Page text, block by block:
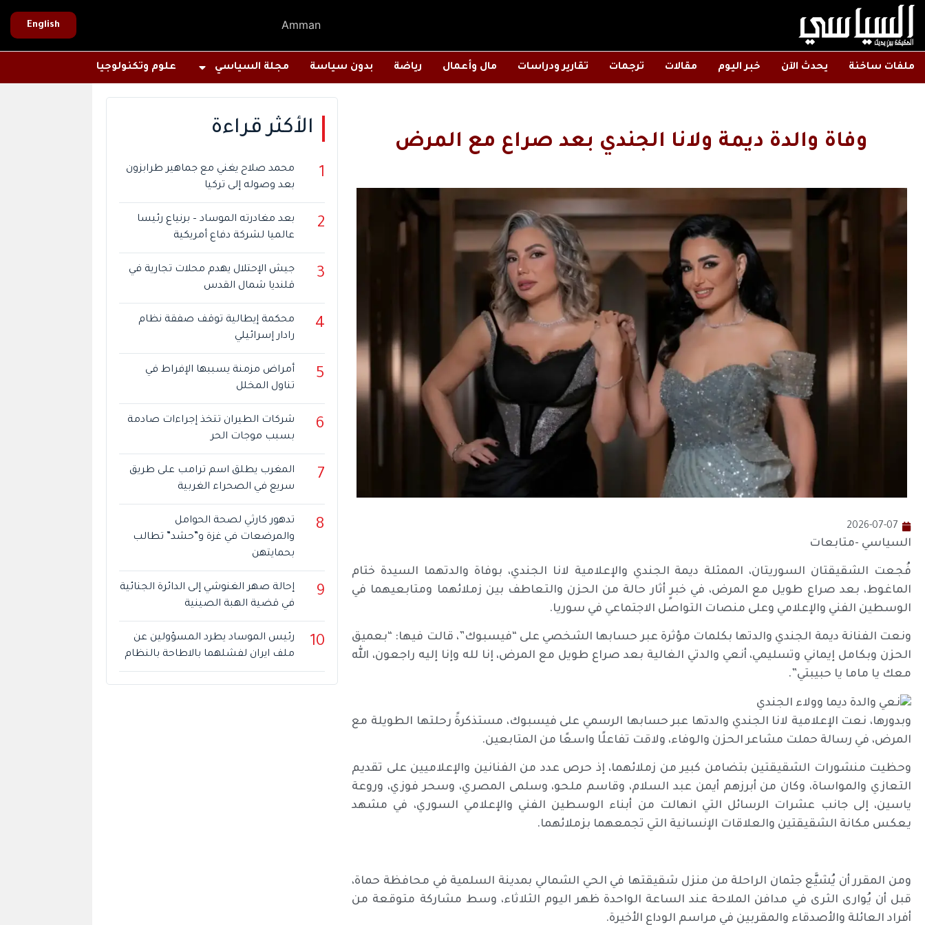
Amman
English
ملفات ساخنة يحدث الآن خبر اليوم مقالات ترجمات تقارير ودراسات مال وأعمال رياضة بدون سياسة مجلة السياسي علوم وتكنولوجيا
وفاة والدة ديمة ولانا الجندي بعد صراع مع المرض
2026-07-07
السياسي -متابعات
فُجعت الشقيقتان السوريتان، الممثلة ديمة الجندي والإعلامية لانا الجندي، بوفاة والدتهما السيدة ختام
الماغوط، بعد صراع طويل مع المرض، في خبرٍ أثار حالة من الحزن والتعاطف بين زملائهما ومتابعيهما في
الوسطين الفني والإعلامي وعلى منصات التواصل الاجتماعي في سوريا.
ونعت الفنانة ديمة الجندي والدتها بكلمات مؤثرة عبر حسابها الشخصي على “فيسبوك”، قالت فيها: “بعميق
الحزن وبكامل إيماني وتسليمي، أنعي والدتي الغالية بعد صراع طويل مع المرض، إنا لله وإنا إليه راجعون، الله
معك يا ماما يا حبيبتي”.
وبدورها، نعت الإعلامية لانا الجندي والدتها عبر حسابها الرسمي على فيسبوك، مستذكرةً رحلتها الطويلة مع
المرض، في رسالة حملت مشاعر الحزن والوفاء، ولاقت تفاعلًا واسعًا من المتابعين.
وحظيت منشورات الشقيقتين بتضامن كبير من زملائهما، إذ حرص عدد من الفنانين والإعلاميين على تقديم
التعازي والمواساة، وكان من أبرزهم أيمن عبد السلام، وقاسم ملحو، وسلمى المصري، وسحر فوزي، وروعة
ياسين، إلى جانب عشرات الرسائل التي انهالت من أبناء الوسطين الفني والإعلامي السوري، في مشهد
يعكس مكانة الشقيقتين والعلاقات الإنسانية التي تجمعهما بزملائهما.
ومن المقرر أن يُشيَّع جثمان الراحلة من منزل شقيقتها في الحي الشمالي بمدينة السلمية في محافظة حماة،
قبل أن يُوارى الثرى في مدافن الملاحة عند الساعة الواحدة ظهر اليوم الثلاثاء، وسط مشاركة متوقعة من
أفراد العائلة والأصدقاء والمقربين في مراسم الوداع الأخيرة.
الأكثر قراءة
1
محمد صلاح يغني مع جماهير طرابزون
بعد وصوله إلى تركيا
2
بعد مغادرته الموساد – برنياع رئيسا
عالميا لشركة دفاع أمريكية
3
جيش الإحتلال يهدم محلات تجارية في
قلنديا شمال القدس
4
محكمة إيطالية توقف صفقة نظام
رادار إسرائيلي
5
أمراض مزمنة يسببها الإفراط في
تناول المخلل
6
شركات الطيران تتخذ إجراءات صادمة
بسبب موجات الحر
7
المغرب يطلق اسم ترامب على طريق
سريع في الصحراء الغربية
8
تدهور كارثي لصحة الحوامل
والمرضعات في غزة و”حشد” تطالب
بحمايتهن
9
إحالة صهر الغنوشي إلى الدائرة الجنائية
في قضية الهبة الصينية
10
رئيس الموساد يطرد المسؤولين عن
ملف ايران لفشلهما بالاطاحة بالنظام